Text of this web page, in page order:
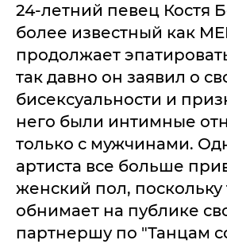
24-летний певец Костя
более известный как
продолжает
так давно он заявил о
бисексуальности и
него были интимные
только с мужчинами.
артиста все больше
женский пол, поскольку
обнимает на публике
партнершу по "Танцам